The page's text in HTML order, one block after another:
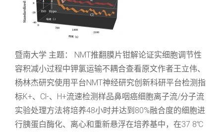
暨南大学 主题： NMT推翻膜片钳解论证实细胞调节性
容积减小过程中钾氯运输不耦合查看原文作者王立伟、
杨林杰研究使用平台NMT神经研究创新科研平台检测指
标K+、Cl-、H+流速检测样品鼻咽癌细胞离子流/分子流
实验处理方法将培养48小时并达到80%融合度的细胞进
行胰蛋白酶化、离心和重新悬浮在培养基中，在37 8℃